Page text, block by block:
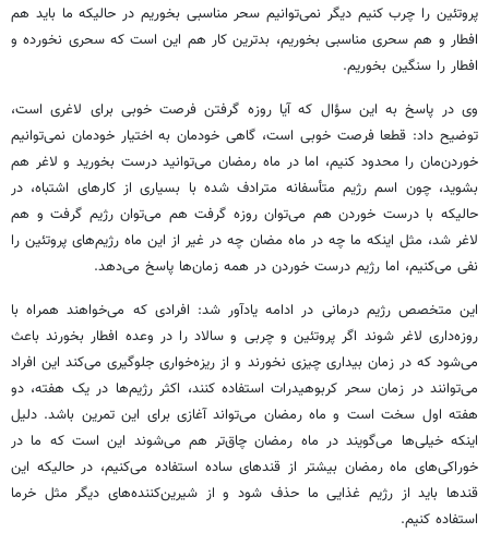
پروتئین را چرب کنیم دیگر نمی‌توانیم سحر مناسبی بخوریم در حالیکه ما باید هم
افطار و هم سحری مناسبی بخوریم، بدترین کار هم این است که سحری نخورده و
افطار را سنگین بخوریم.
وی در پاسخ به این سؤال که آیا روزه گرفتن فرصت خوبی برای لاغری است،
توضیح داد: قطعا فرصت خوبی است، گاهی خودمان به اختیار خودمان نمی‌توانیم
خوردن‌مان را محدود کنیم، اما در ماه رمضان می‌توانید درست بخورید و لاغر هم
بشوید، چون اسم رژیم متأسفانه مترادف شده با بسیاری از کارهای اشتباه، در
حالیکه با درست خوردن هم می‌توان روزه گرفت هم می‌توان رژیم گرفت و هم
لاغر شد، مثل اینکه ما چه در ماه مضان چه در غیر از این ماه رژیم‌های پروتئین را
نفی می‌کنیم، اما رژیم درست خوردن در همه زمان‌ها پاسخ می‌دهد.
این متخصص رژیم درمانی در ادامه یادآور شد: افرادی که می‌خواهند همراه با
روزه‌داری لاغر شوند اگر پروتئین و چربی و سالاد را در وعده افطار بخورند باعث
می‌شود که در زمان بیداری چیزی نخورند و از ریزه‌خواری جلوگیری می‌کند این افراد
می‌توانند در زمان سحر کربوهیدرات استفاده کنند، اکثر رژیم‌ها در یک هفته، دو
هفته اول سخت است و ماه رمضان می‌تواند آغازی برای این تمرین باشد. دلیل
اینکه خیلی‌ها می‌گویند در ماه رمضان چاق‌تر هم می‌شوند این است که ما در
خوراکی‌های ماه رمضان بیشتر از قندهای ساده استفاده می‌کنیم، در حالیکه این
قندها باید از رژیم غذایی ما حذف شود و از شیرین‌کننده‌های دیگر مثل خرما
استفاده کنیم.